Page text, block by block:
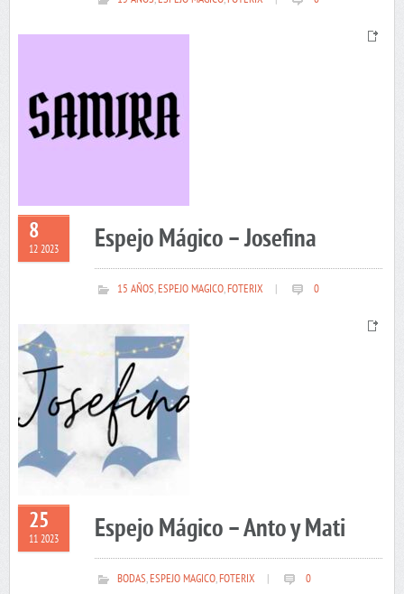
8
12 2023 Espejo Mágico – Josefina
15 AÑOS,ESPEJO MAGICO,FOTERIX 0
25
11 2023 Espejo Mágico – Anto y Mati
BODAS,ESPEJO MAGICO,FOTERIX 0